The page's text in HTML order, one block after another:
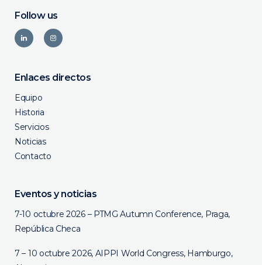
Follow us
Enlaces directos
Equipo
Historia
Servicios
Noticias
Contacto
Eventos y noticias
7-10 octubre 2026 – PTMG Autumn Conference, Praga,
República Checa
7 – 10 octubre 2026, AIPPI World Congress, Hamburgo,